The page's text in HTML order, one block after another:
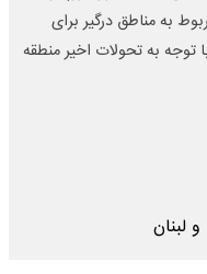
به مناطق درگیر برای
توجه به تحولات اخیر منطقه